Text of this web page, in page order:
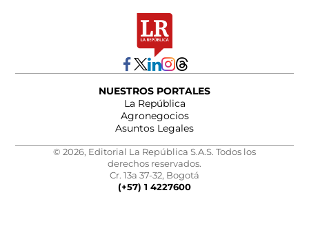
NUESTROS PORTALES
La República
Agronegocios
Asuntos Legales
© 2026, Editorial La República S.A.S. Todos los
derechos reservados.
Cr. 13a 37-32, Bogotá
(+57) 1 4227600